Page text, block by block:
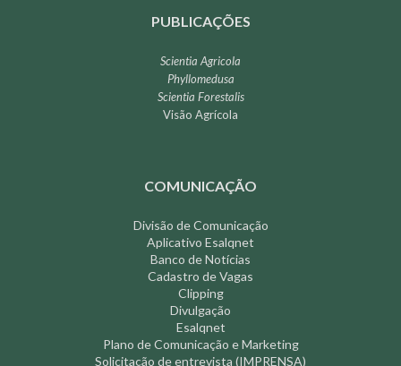
PUBLICAÇÕES
Scientia Agricola
Phyllomedusa
Scientia Forestalis
Visão Agrícola
COMUNICAÇÃO
Divisão de Comunicação
Aplicativo Esalqnet
Banco de Notícias
Cadastro de Vagas
Clipping
Divulgação
Esalqnet
Plano de Comunicação e Marketing
Solicitação de entrevista (IMPRENSA)